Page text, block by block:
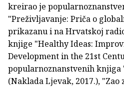
kreirao je
"Preživljavanje: Priča o
prikazanu i na Hrvatskoj
knjige "Healthy Ideas:
Development in the 21st
popularnoznanstvenih knjiga
(Naklada Ljevak, 2017.),